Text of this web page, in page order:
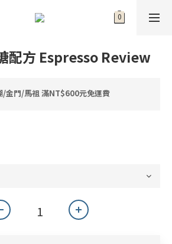
配方 Espresso Review
/金門/馬祖 滿NT$600元免運費